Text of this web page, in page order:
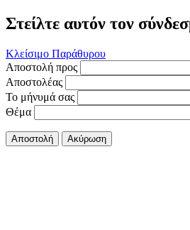
Στείλτε αυτόν τον
Κλείσιμο Παράθυρου
Αποστολή προς
Αποστολέας
Το μήνυμά σας
Θέμα
Αποστολή Ακύρωση